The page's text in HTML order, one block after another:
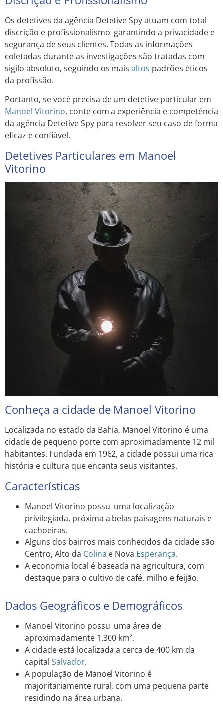
Os detetives da agência Detetive Spy atuam com total
discrição e profissionalismo, garantindo a privacidade e
segurança de seus clientes. Todas as informações
coletadas durante as investigações são tratadas com
sigilo absoluto, seguindo os mais altos padrões éticos
da profissão.
Portanto, se você precisa de um detetive particular em
Manoel Vitorino, conte com a experiência e competência
da agência Detetive Spy para resolver seu caso de forma
eficaz e confiável.
Detetives Particulares em Manoel
Vitorino
Conheça a cidade de Manoel Vitorino
Localizada no estado da Bahia, Manoel Vitorino é uma
cidade de pequeno porte com aproximadamente 12 mil
habitantes. Fundada em 1962, a cidade possui uma rica
história e cultura que encanta seus visitantes.
Características
Manoel Vitorino possui uma localização
privilegiada, próxima a belas paisagens naturais e
cachoeiras.
Alguns dos bairros mais conhecidos da cidade são
Centro, Alto da Colina e Nova Esperança.
A economia local é baseada na agricultura, com
destaque para o cultivo de café, milho e feijão.
Dados Geográficos e Demográficos
Manoel Vitorino possui uma área de
aproximadamente 1.300 km².
A cidade está localizada a cerca de 400 km da
capital Salvador.
A população de Manoel Vitorino é
majoritariamente rural, com uma pequena parte
residindo na área urbana.